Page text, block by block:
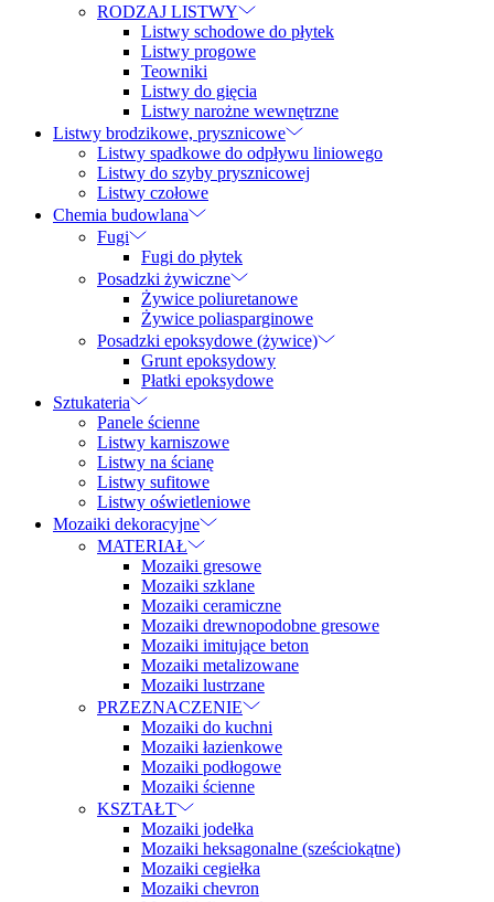
RODZAJ LISTWY
Listwy schodowe do płytek
Listwy progowe
Teowniki
Listwy do gięcia
Listwy narożne wewnętrzne
Listwy brodzikowe, prysznicowe
Listwy spadkowe do odpływu liniowego
Listwy do szyby prysznicowej
Listwy czołowe
Chemia budowlana
Fugi
Fugi do płytek
Posadzki żywiczne
Żywice poliuretanowe
Żywice poliasparginowe
Posadzki epoksydowe (żywice)
Grunt epoksydowy
Płatki epoksydowe
Sztukateria
Panele ścienne
Listwy karniszowe
Listwy na ścianę
Listwy sufitowe
Listwy oświetleniowe
Mozaiki dekoracyjne
MATERIAŁ
Mozaiki gresowe
Mozaiki szklane
Mozaiki ceramiczne
Mozaiki drewnopodobne gresowe
Mozaiki imitujące beton
Mozaiki metalizowane
Mozaiki lustrzane
PRZEZNACZENIE
Mozaiki do kuchni
Mozaiki łazienkowe
Mozaiki podłogowe
Mozaiki ścienne
KSZTAŁT
Mozaiki jodełka
Mozaiki heksagonalne (sześciokątne)
Mozaiki cegiełka
Mozaiki chevron